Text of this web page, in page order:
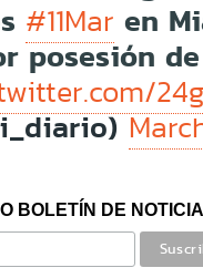
#11Mar en
posesión de
BOLETÍN DE